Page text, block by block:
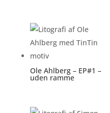
Ole Ahlberg – EP#1 –
uden ramme